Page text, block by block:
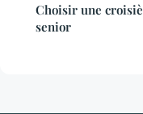
Choisir une
senior